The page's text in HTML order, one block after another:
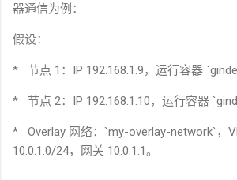
器通信为例：
假设：
* 节点 1 ： IP 192.168.1.9，运行容器
* 节点 2： IP 192.168.1.10，运行容器
* Overlay 网络： `my-overlay-network` ，
10.0.1.0/24，网关 10.0.1.1 。